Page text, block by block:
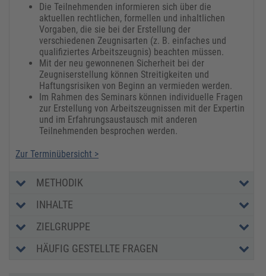
Die Teilnehmenden informieren sich über die
aktuellen rechtlichen, formellen und inhaltlichen
Vorgaben, die sie bei der Erstellung der
verschiedenen Zeugnisarten (z. B. einfaches und
qualifiziertes Arbeitszeugnis) beachten müssen.
Mit der neu gewonnenen Sicherheit bei der
Zeugniserstellung können Streitigkeiten und
Haftungsrisiken von Beginn an vermieden werden.
Im Rahmen des Seminars können individuelle Fragen
zur Erstellung von Arbeitszeugnissen mit der Expertin
und im Erfahrungsaustausch mit anderen
Teilnehmenden besprochen werden.
Zur Terminübersicht >
METHODIK
INHALTE
ZIELGRUPPE
HÄUFIG GESTELLTE FRAGEN